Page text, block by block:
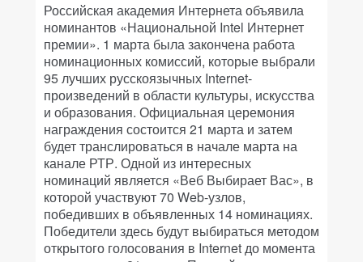
Российская академия Интернета объявила
номинантов «Национальной Intel Интернет
премии». 1 марта была закончена работа
номинационных комиссий, которые выбрали
95 лучших русскоязычных Internet-
произведений в области культуры, искусства
и образования. Официальная церемония
награждения состоится 21 марта и затем
будет транслироваться в начале марта на
канале РТР. Одной из интересных
номинаций является «Веб Выбирает Вас», в
которой участвуют 70 Web-узлов,
победивших в объявленных 14 номинациях.
Победители здесь будут выбираться методом
открытого голосования в Internet до момента